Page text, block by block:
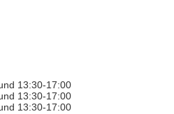
13:30-17:00
13:30-17:00
13:30-17:00